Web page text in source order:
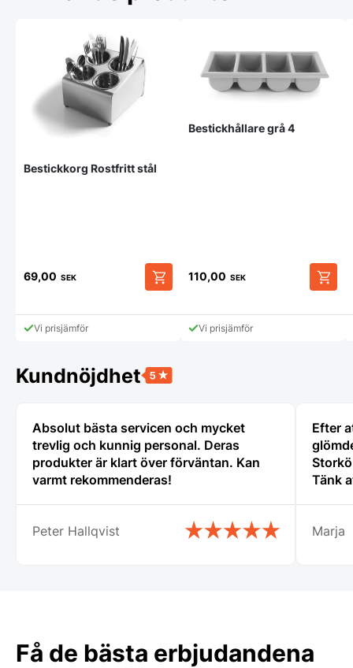
kan
väljas
på
Bestickkorg Rostfritt stål
69,00 SEK
Vi prisjämför
Bestickhållare grå 4
110,00 SEK
Vi prisjämför
Kundnöjdhet
Absolut bästa servicen och mycket
trevlig och kunnig personal. Deras
produkter är klart över förväntan. Kan
varmt rekommenderas!
Peter Hallqvist
Efter
Tänk
Marja
Få de bästa erbjudandena